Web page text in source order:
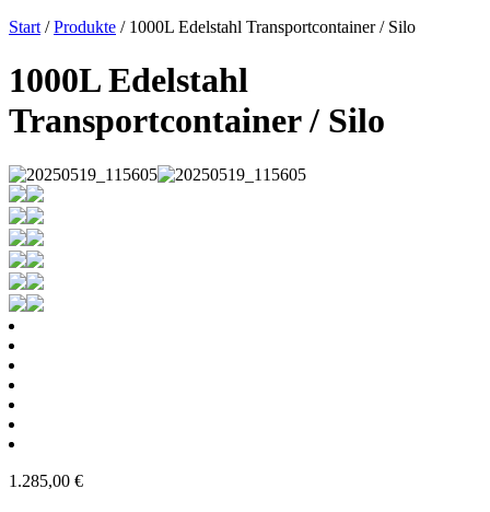
Start /Produkte / 1000L Edelstahl Transportcontainer / Silo
1000L Edelstahl
Transportcontainer / Silo
1.285,00 €